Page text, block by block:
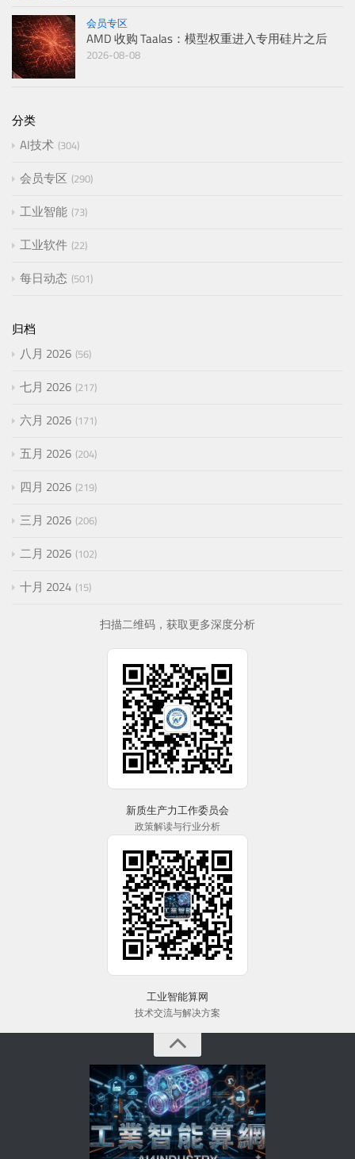
会员专区
AMD 收购 Taalas：模型权重进入专用硅片之后
2026-08-08
分类
AI技术 304
会员专区 290
工业智能 73
工业软件 22
每日动态 501
归档
八月 2026 56
七月 2026 217
六月 2026 171
五月 2026 204
四月 2026 219
三月 2026 206
二月 2026 102
十月 2024 15
扫描二维码，获取更多深度分析
新质生产力工作委员会
政策解读与行业分析
工业智能算网
技术交流与解决方案